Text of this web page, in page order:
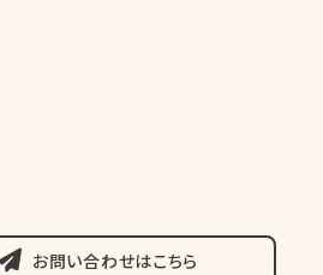
お問い合わせはこちら